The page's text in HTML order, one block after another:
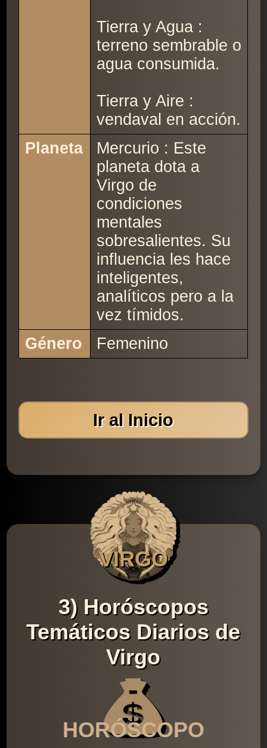
Tierra y Agua :
terreno sembrable o
agua consumida.
Tierra y Aire :
vendaval en acción.
Planeta
Mercurio : Este
planeta dota a
Virgo de
condiciones
mentales
sobresalientes. Su
influencia les hace
inteligentes,
analíticos pero a la
vez tímidos.
Género
Femenino
Ir al Inicio
VIRGO
3) Horóscopos
Temáticos Diarios de
Virgo
HORÓSCOPO